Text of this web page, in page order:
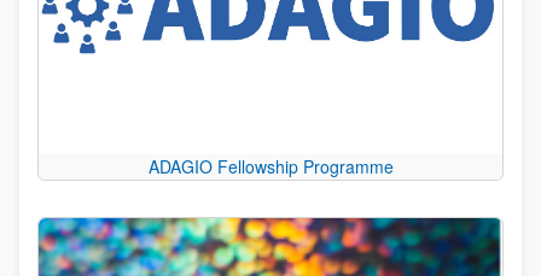
ADAGIO Fellowship Programme